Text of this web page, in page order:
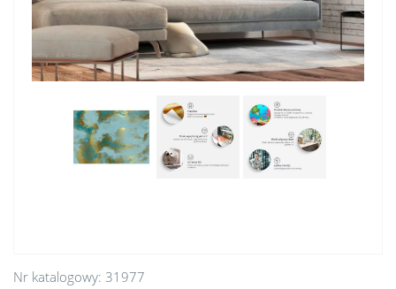
Nr katalogowy: 31977